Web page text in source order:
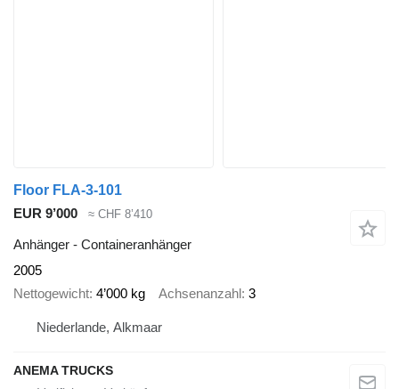
Floor FLA-3-101
EUR 9’000
≈ CHF 8’410
Anhänger - Containeranhänger
2005
Nettogewicht 4’000 kg Achsenanzahl 3
Niederlande, Alkmaar
ANEMA TRUCKS